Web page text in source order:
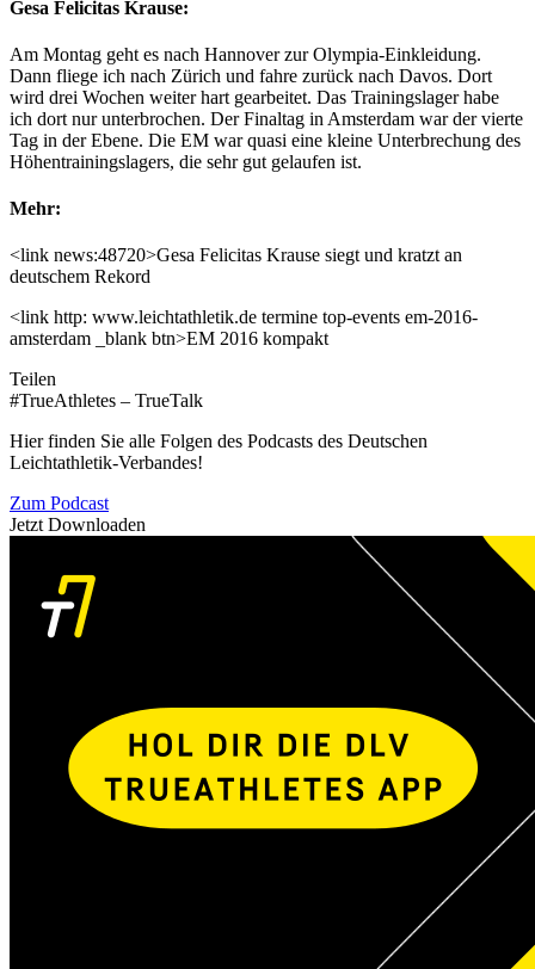
Gesa Felicitas Krause:
Am Montag geht es nach Hannover zur Olympia-Einkleidung.
Dann fliege ich nach Zürich und fahre zurück nach Davos. Dort
wird drei Wochen weiter hart gearbeitet. Das Trainingslager habe
ich dort nur unterbrochen. Der Finaltag in Amsterdam war der vierte
Tag in der Ebene. Die EM war quasi eine kleine Unterbrechung des
Höhentrainingslagers, die sehr gut gelaufen ist.
Mehr:
<link news:48720>Gesa Felicitas Krause siegt und kratzt an
deutschem Rekord
<link http: www.leichtathletik.de termine top-events em-2016-
amsterdam _blank btn>EM 2016 kompakt
Teilen
#TrueAthletes – TrueTalk
Hier finden Sie alle Folgen des Podcasts des Deutschen
Leichtathletik-Verbandes!
Zum Podcast
Jetzt Downloaden